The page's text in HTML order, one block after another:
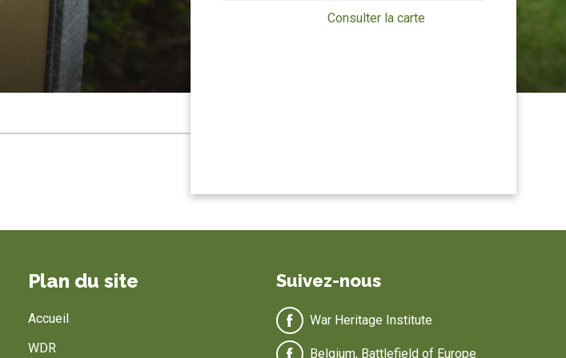
Consulter la carte
Plan du site
Accueil
WDR
Suivez-nous
War Heritage Institute
Belgium, Battlefield of Europe